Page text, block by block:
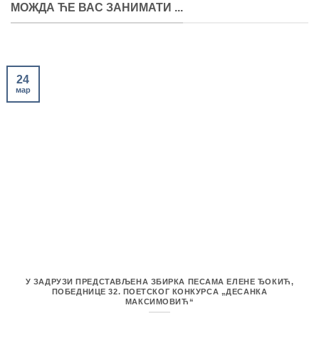
МОЖДА ЋЕ ВАС ЗАНИМАТИ ...
У ЗАДРУЗИ ПРЕДСТАВЉЕНА ЗБИРКА ПЕСАМА ЕЛЕНЕ ЂОКИЋ,
ПОБЕДНИЦЕ 32. ПОЕТСКОГ КОНКУРСА „ДЕСАНКА
МАКСИМОВИЋ“
24
мар